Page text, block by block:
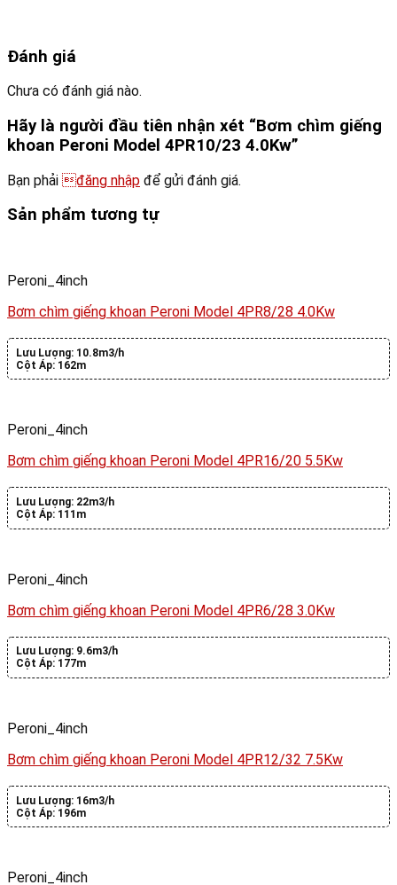
Đánh giá
Chưa có đánh giá nào.
Hãy là người đầu tiên nhận xét “Bơm chìm giếng
khoan Peroni Model 4PR10/23 4.0Kw”
Bạn phải đăng nhập để gửi đánh giá.
Sản phẩm tương tự
Peroni_4inch
Bơm chìm giếng khoan Peroni Model 4PR8/28 4.0Kw
Lưu Lượng: 10.8m3/h
Cột Áp: 162m
Peroni_4inch
Bơm chìm giếng khoan Peroni Model 4PR16/20 5.5Kw
Lưu Lượng: 22m3/h
Cột Áp: 111m
Peroni_4inch
Bơm chìm giếng khoan Peroni Model 4PR6/28 3.0Kw
Lưu Lượng: 9.6m3/h
Cột Áp: 177m
Peroni_4inch
Bơm chìm giếng khoan Peroni Model 4PR12/32 7.5Kw
Lưu Lượng: 16m3/h
Cột Áp: 196m
Peroni_4inch